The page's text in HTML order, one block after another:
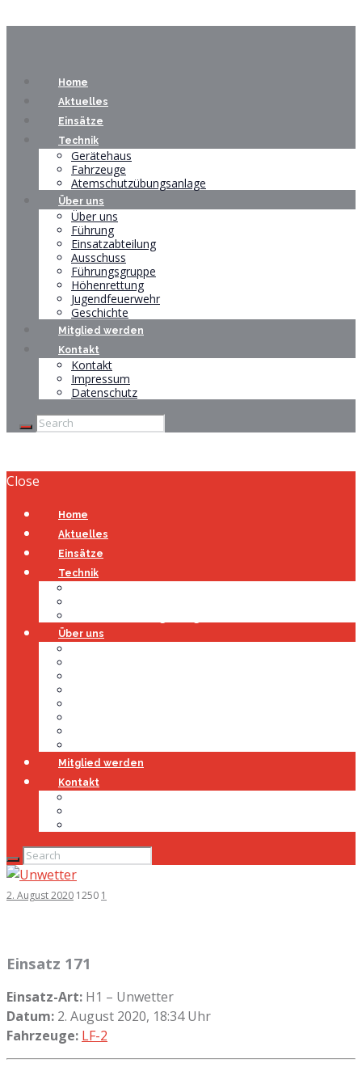
Home
Aktuelles
Einsätze
Technik
Gerätehaus
Fahrzeuge
Atemschutzübungsanlage
Über uns
Über uns
Führung
Einsatzabteilung
Ausschuss
Führungsgruppe
Höhenrettung
Jugendfeuerwehr
Geschichte
Mitglied werden
Kontakt
Kontakt
Impressum
Datenschutz
Close
Home
Aktuelles
Einsätze
Technik
Über uns
Mitglied werden
Kontakt
2. August 2020 1250 1
Einsatz 171
Einsatz-Art: H1 – Unwetter
Datum: 2. August 2020, 18:34 Uhr
Fahrzeuge: LF-2